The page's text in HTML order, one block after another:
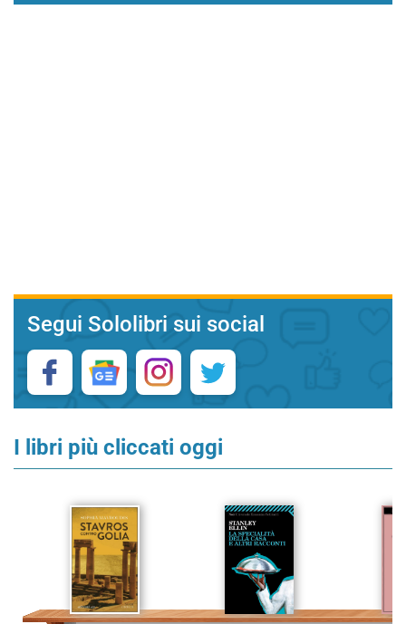
Segui Sololibri sui social
I libri più cliccati oggi